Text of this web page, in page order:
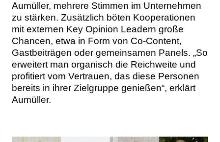
Aumüller, mehrere Stimmen im Unternehmen
zu stärken. Zusätzlich böten Kooperationen
mit externen Key Opinion Leadern große
Chancen, etwa in Form von Co-Content,
Gastbeiträgen oder gemeinsamen Panels. „So
erweitert man organisch die Reichweite und
profitiert vom Vertrauen, das diese Personen
bereits in ihrer Zielgruppe genießen“, erklärt
Aumüller.